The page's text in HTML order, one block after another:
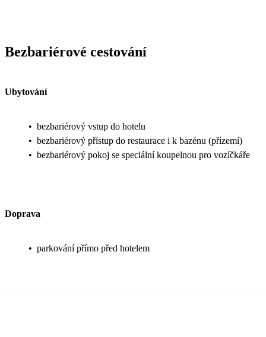
Bezbariérové cestování
Ubytování
• bezbariérový vstup do hotelu
• bezbariérový přístup do restaurace i k bazénu (přízemí)
• bezbariérový pokoj se speciální koupelnou pro vozíčkáře
Doprava
• parkování přímo před hotelem